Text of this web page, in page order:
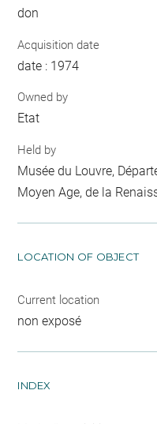
don
Acquisition date
date : 1974
Owned by
Etat
Held by
Musée du Louvre,
Moyen Age, de la
LOCATION OF OBJECT
Current location
non exposé
INDEX